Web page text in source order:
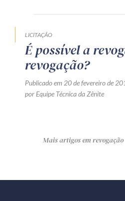
LICITAÇÃO
É possível a
revogação?
Publicado em 20 de fevereiro de
por Equipe Técnica da Zênite
Mais artigos em revogação